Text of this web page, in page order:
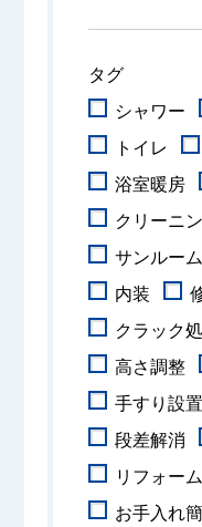
タグ
シャワー
トイレ
浴室暖房
クリーニ
サンルー
内装
クラック
高さ調整
手すり設置
段差解消
リフォーム
お手入れ